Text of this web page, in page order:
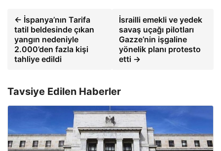
← İspanya’nın Tarifa
tatil beldesinde çıkan
yangın nedeniyle
2.000’den fazla kişi
tahliye edildi
İsrailli emekli ve yedek
savaş uçağı pilotları
Gazze’nin işgaline
yönelik planı protesto
etti →
Tavsiye Edilen Haberler